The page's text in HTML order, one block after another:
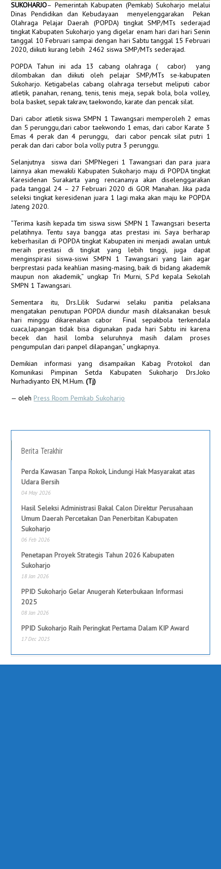
SUKOHARJO– Pemerintah Kabupaten (Pemkab) Sukoharjo melalui
Dinas Pendidikan dan Kebudayaan menyelenggarakan Pekan
Olahraga Pelajar Daerah (POPDA) tingkat SMP/MTs sederajad
tingkat Kabupaten Sukoharjo yang digelar enam hari dari hari Senin
tanggal 10 Februari sampai dengan hari Sabtu tanggal 15 Februari
2020, diikuti kurang lebih 2462 siswa SMP/MTs sederajad.
POPDA Tahun ini ada 13 cabang olahraga ( cabor) yang
dilombakan dan diikuti oleh pelajar SMP/MTs se-kabupaten
Sukoharjo. Ketigabelas cabang olahraga tersebut meliputi cabor
atletik, panahan, renang, tenis, tenis meja, sepak bola, bola volley,
bola basket, sepak takraw, taekwondo, karate dan pencak silat.
Dari cabor atletik siswa SMPN 1 Tawangsari memperoleh 2 emas
dan 5 perunggu,dari cabor taekwondo 1 emas, dari cabor Karate 3
Emas 4 perak dan 4 perunggu, dari cabor pencak silat putri 1
perak dan dari cabor bola volly putra 3 perunggu.
Selanjutnya siswa dari SMPNegeri 1 Tawangsari dan para juara
lainnya akan mewakili Kabupaten Sukoharjo maju di POPDA tingkat
Karesidenan Surakarta yang rencananya akan diselenggarakan
pada tanggal 24 – 27 Februari 2020 di GOR Manahan. Jika pada
seleksi tingkat keresidenan juara 1 lagi maka akan maju ke POPDA
Jateng 2020.
“Terima kasih kepada tim siswa siswi SMPN 1 Tawangsari beserta
pelatihnya. Tentu saya bangga atas prestasi ini. Saya berharap
keberhasilan di POPDA tingkat Kabupaten ini menjadi awalan untuk
meraih prestasi di tingkat yang lebih tinggi, juga dapat
menginspirasi siswa-siswi SMPN 1 Tawangsari yang lain agar
berprestasi pada keahlian masing-masing, baik di bidang akademik
maupun non akademik,” ungkap Tri Murni, S.Pd kepala Sekolah
SMPN 1 Tawangsari.
Sementara itu, Drs.Lilik Sudarwi selaku panitia pelaksana
mengatakan penutupan POPDA diundur masih dilaksanakan besuk
hari minggu dikarenakan cabor Final sepakbola terkendala
cuaca,lapangan tidak bisa digunakan pada hari Sabtu ini karena
becek dan hasil lomba seluruhnya masih dalam proses
pengumpulan dari panpel dilapangan,” ungkapnya.
Demikian informasi yang disampaikan Kabag Protokol dan
Komunikasi Pimpinan Setda Kabupaten Sukoharjo Drs.Joko
Nurhadiyanto EN, M.Hum.(Tj)
— oleh Press Room Pemkab Sukoharjo
Berita Terakhir
Perda Kawasan Tanpa Rokok, Lindungi Hak Masyarakat atas
Udara Bersih
04 May 2026
Hasil Seleksi Administrasi Bakal Calon Direktur Perusahaan
Umum Daerah Percetakan Dan Penerbitan Kabupaten
Sukoharjo
06 Feb 2026
Penetapan Proyek Strategis Tahun 2026 Kabupaten
Sukoharjo
18 Jan 2026
PPID Sukoharjo Gelar Anugerah Keterbukaan Informasi
2025
08 Jan 2026
PPID Sukoharjo Raih Peringkat Pertama Dalam KIP Award
17 Dec 2025